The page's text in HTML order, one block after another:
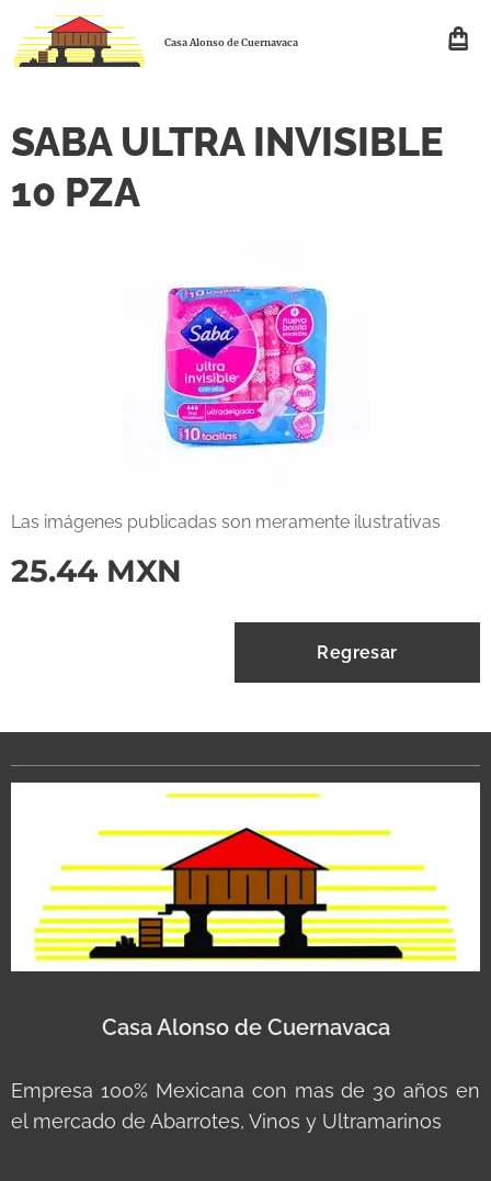
Casa Alonso de Cuernavaca
SABA ULTRA INVISIBLE
10 PZA
Las imágenes publicadas son meramente ilustrativas
25.44 MXN
Regresar
Casa Alonso de Cuernavaca
Empresa 100% Mexicana con mas de 30 años en
el mercado de Abarrotes, Vinos y Ultramarinos